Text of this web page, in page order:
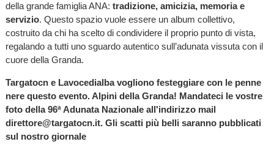
della grande famiglia ANA: tradizione, amicizia, memoria e
servizio. Questo spazio vuole essere un album collettivo,
costruito da chi ha scelto di condividere il proprio punto di vista,
regalando a tutti uno sguardo autentico sull’adunata vissuta con il
cuore della Granda.
Targatocn e Lavocedialba vogliono festeggiare con le penne
nere questo evento. Alpini della Granda! Mandateci le vostre
foto della 96ª Adunata Nazionale all'indirizzo mail
direttore@targatocn.it. Gli scatti più belli saranno pubblicati
sul nostro giornale